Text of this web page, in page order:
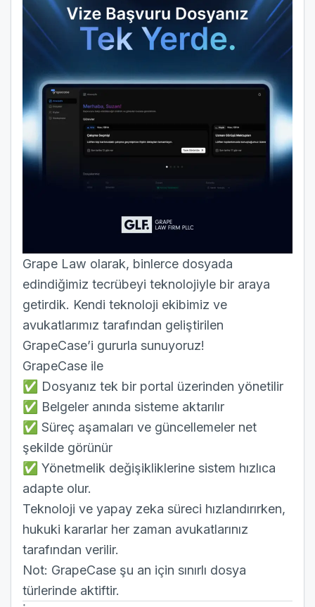
Grape Law olarak, binlerce dosyada
edindiğimiz tecrübeyi teknolojiyle bir araya
getirdik. Kendi teknoloji ekibimiz ve
avukatlarımız tarafından geliştirilen
GrapeCase’i gururla sunuyoruz!
GrapeCase ile
✅ Dosyanız tek bir portal üzerinden yönetilir
✅ Belgeler anında sisteme aktarılır
✅ Süreç aşamaları ve güncellemeler net
şekilde görünür
✅ Yönetmelik değişikliklerine sistem hızlıca
adapte olur.
Teknoloji ve yapay zeka süreci hızlandırırken,
hukuki kararlar her zaman avukatlarınız
tarafından verilir.
Not: GrapeCase şu an için sınırlı dosya
türlerinde aktiftir.